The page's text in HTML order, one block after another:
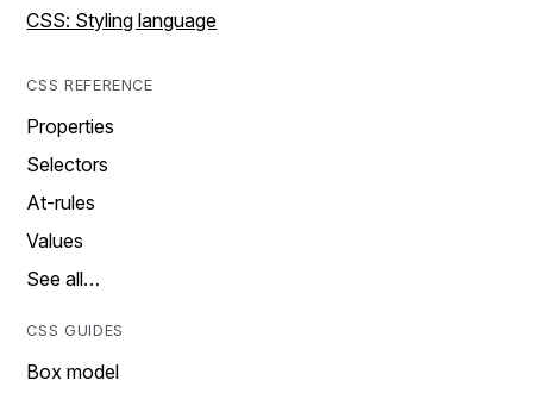
CSS: Styling language
CSS REFERENCE
Properties
Selectors
At-rules
Values
See all…
CSS GUIDES
Box model